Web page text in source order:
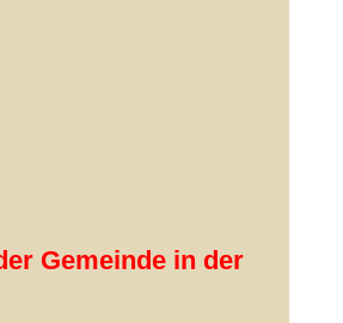
Gemeinde in der